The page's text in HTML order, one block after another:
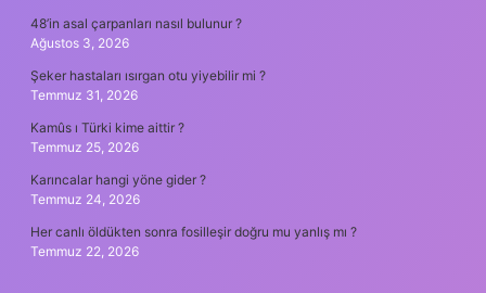
48’in asal çarpanları nasıl bulunur ?
Ağustos 3, 2026
Şeker hastaları ısırgan otu yiyebilir mi ?
Temmuz 31, 2026
Kamûs ı Türki kime aittir ?
Temmuz 25, 2026
Karıncalar hangi yöne gider ?
Temmuz 24, 2026
Her canlı öldükten sonra fosilleşir doğru mu yanlış mı ?
Temmuz 22, 2026